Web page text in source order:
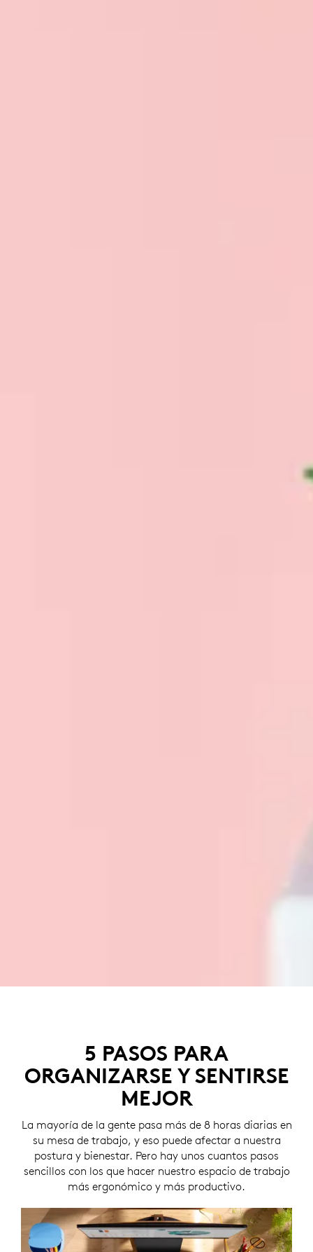
5 PASOS PARA
ORGANIZARSE Y SENTIRSE
MEJOR
La mayoría de la gente pasa más de 8 horas diarias en
su mesa de trabajo, y eso puede afectar a nuestra
postura y bienestar. Pero hay unos cuantos pasos
sencillos con los que hacer nuestro espacio de trabajo
más ergonómico y más productivo.